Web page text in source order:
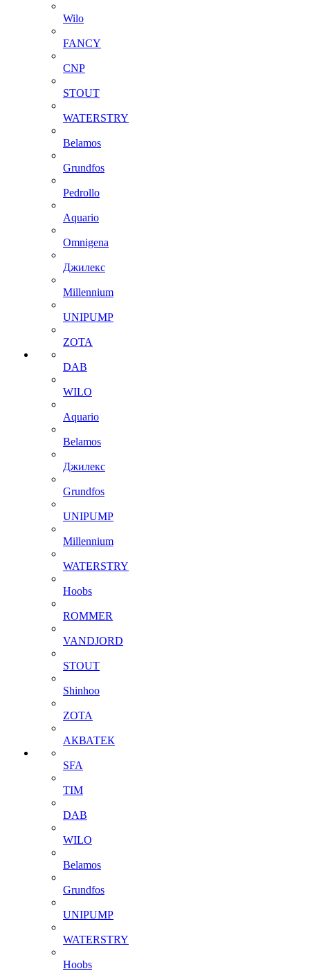
Wilo
FANCY
CNP
STOUT
WATERSTRY
Belamos
Grundfos
Pedrollo
Aquario
Omnigena
Джилекс
Millennium
UNIPUMP
ZOTA
DAB
WILO
Aquario
Belamos
Джилекс
Grundfos
UNIPUMP
Millennium
WATERSTRY
Hoobs
ROMMER
VANDJORD
STOUT
Shinhoo
ZOTA
АКВАТЕК
SFA
TIM
DAB
WILO
Belamos
Grundfos
UNIPUMP
WATERSTRY
Hoobs